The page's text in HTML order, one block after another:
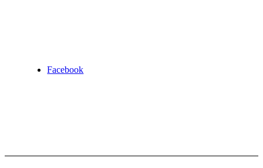
Facebook